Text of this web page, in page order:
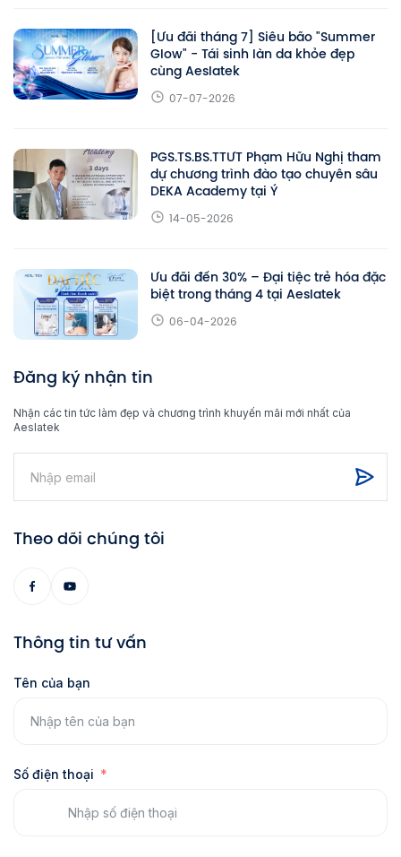
[Ưu đãi tháng 7] Siêu bão "Summer
Glow" - Tái sinh làn da khỏe đẹp
cùng Aeslatek
07-07-2026
PGS.TS.BS.TTƯT Phạm Hữu Nghị tham
dự chương trình đào tạo chuyên sâu
DEKA Academy tại Ý
14-05-2026
Ưu đãi đến 30% – Đại tiệc trẻ hóa đặc
biệt trong tháng 4 tại Aeslatek
06-04-2026
Đăng ký nhận tin
Nhận các tin tức làm đẹp và chương trình khuyến mãi mới nhất của
Aeslatek
Theo dõi chúng tôi
Thông tin tư vấn
Tên của bạn
Số điện thoại